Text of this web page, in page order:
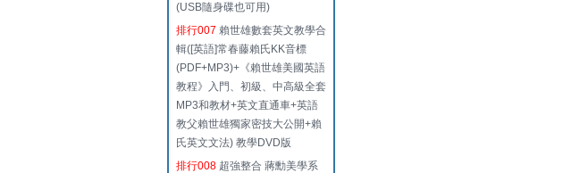
(USB隨身碟也可用)
排行007 賴世雄數套英文教學合
輯([英語]常春藤賴氏KK音標
(PDF+MP3)+《賴世雄美國英語
教程》入門、初級、中高級全套
MP3和教材+英文直通車+英語
教父賴世雄獨家密技大公開+賴
氏英文文法) 教學DVD版
排行008 超強整合 蔣勳美學系